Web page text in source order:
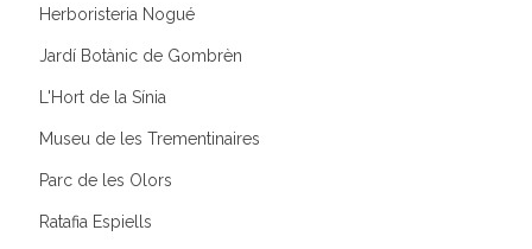
Herboristeria Nogué
Jardí Botànic de Gombrèn
L'Hort de la Sínia
Museu de les Trementinaires
Parc de les Olors
Ratafia Espiells